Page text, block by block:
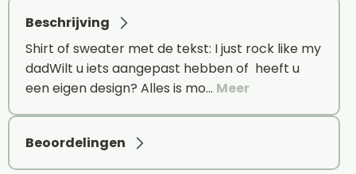
Beschrijving
Shirt of sweater met de tekst: I just rock like my
dadWilt u iets aangepast hebben of heeft u
een eigen design? Alles is mo… Meer
Beoordelingen